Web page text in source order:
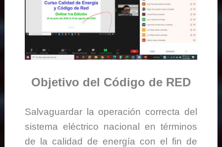
Objetivo del Código de RED
Salvaguardar la operación correcta del
sistema eléctrico nacional en términos
de la calidad de energía con el fin de